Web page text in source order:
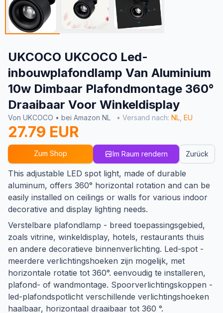
UKCOCO UKCOCO Led-
inbouwplafondlamp Van Aluminium
10w Dimbaar Plafondmontage 360°
Draaibaar Voor Winkeldisplay
Von UKCOCO • bei Amazon NL • Versand nach: NL EU
27.79 EUR
Zum Shop Im Raum rendern Zurück
This adjustable LED spot light, made of durable
aluminum, offers 360° horizontal rotation and can be
easily installed on ceilings or walls for various indoor
decorative and display lighting needs.
Verstelbare plafondlamp - breed toepassingsgebied,
zoals vitrine, winkeldisplay, hotels, restaurants thuis
en andere decoratieve binnenverlichting. Led-spot -
meerdere verlichtingshoeken zijn mogelijk, met
horizontale rotatie tot 360°. eenvoudig te installeren,
plafond- of wandmontage. Spoorverlichtingskoppen -
led-plafondspotlicht verschillende verlichtingshoeken
haalbaar, horizontaal draaibaar tot 360 °.